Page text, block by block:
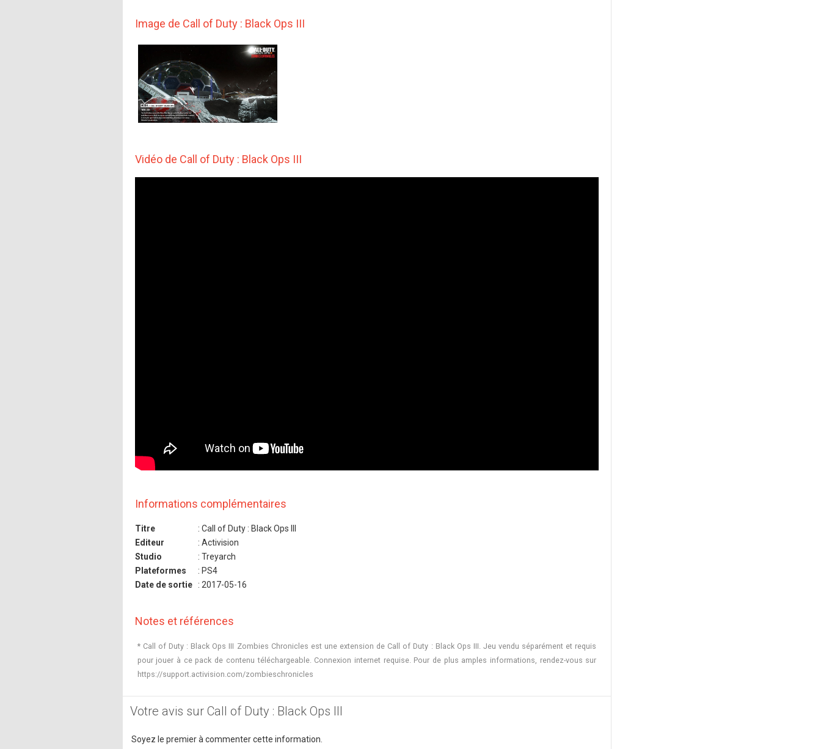
Image de Call of Duty : Black Ops III
Vidéo de Call of Duty : Black Ops III
Informations complémentaires
Titre
: Call of Duty : Black Ops III
Editeur
: Activision
Studio
: Treyarch
Plateformes
: PS4
Date de sortie
: 2017-05-16
Notes et références
* Call of Duty : Black Ops III Zombies Chronicles est une extension de Call of Duty : Black Ops III. Jeu vendu séparément et requis
pour jouer à ce pack de contenu téléchargeable. Connexion internet requise. Pour de plus amples informations, rendez-vous sur
https://support.activision.com/zombieschronicles
Votre avis sur Call of Duty : Black Ops III
Soyez le premier à commenter cette information.